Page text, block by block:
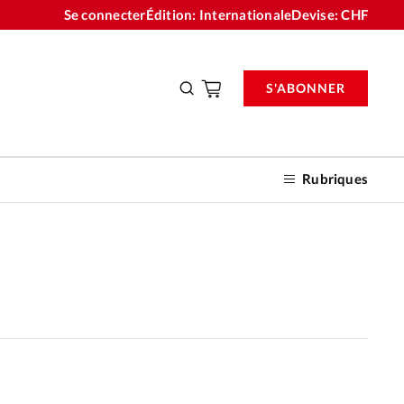
Se connecterÉdition: InternationaleDevise:CHF
Rubriques
S'ABONNER